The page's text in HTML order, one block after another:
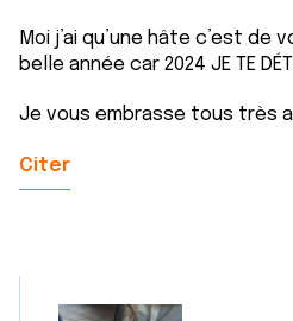
Moi j’ai qu’une hâte c’est de
belle année car 2024 JE TE
Je vous embrasse tous très
Citer